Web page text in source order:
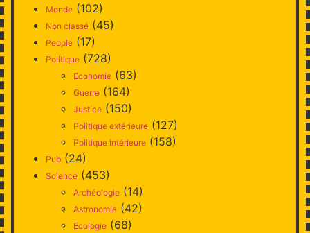
Monde (102)
Non classé (45)
People (17)
Politique (728)
Economie (63)
Guerre (164)
Justice (150)
Politique extérieure (127)
Politique intérieure (158)
Pub (24)
Science (453)
Archéologie (14)
Astronomie (42)
Ecologie (68)